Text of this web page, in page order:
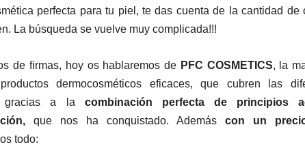
perfecta para tu piel, te das cuenta de la cantidad de
La búsqueda se vuelve muy complicada!!!
de firmas, hoy os hablaremos de PFC COSMETICS, la
dermocosméticos eficaces, que cubren las
gracias a la combinación perfecta de principios
que nos ha conquistado. Además con un
todo: